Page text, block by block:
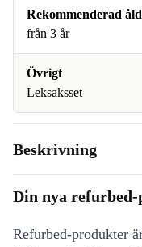
Rekommenderad
från 3 år
Övrigt
Leksaksset
Beskrivning
Din nya
Refurbed-produkter